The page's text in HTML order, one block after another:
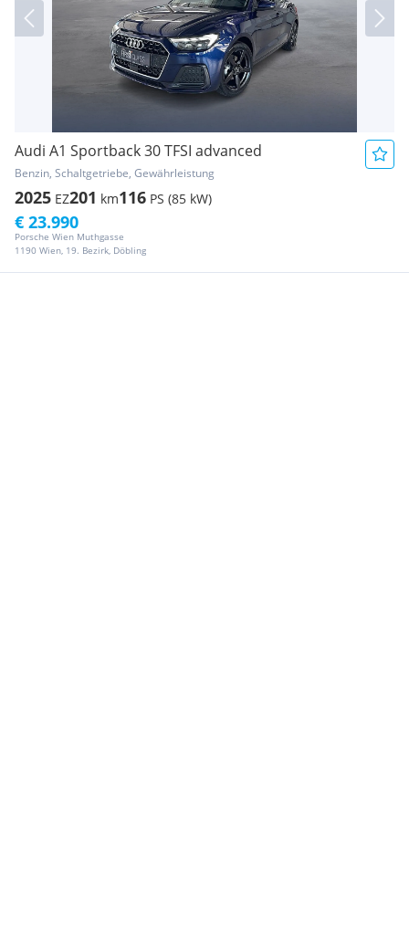
Audi A1 Sportback 30 TFSI advanced
Benzin, Schaltgetriebe, Gewährleistung
2025 EZ201 km116 PS (85 kW)
Porsche Wien Muthgasse
1190 Wien, 19. Bezirk, Döbling
€ 23.990